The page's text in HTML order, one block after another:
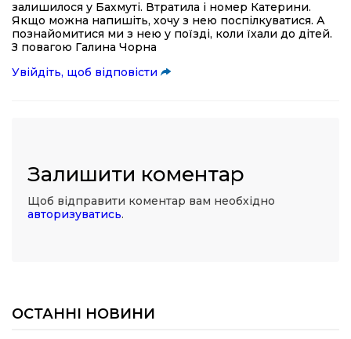
залишилося у Бахмуті. Втратила і номер Катерини.
Якщо можна напишіть, хочу з нею поспілкуватися. А
познайомитися ми з нею у поїзді, коли їхали до дітей.
З повагою Галина Чорна
Увійдіть, щоб відповісти
Залишити коментар
Щоб відправити коментар вам необхідно
авторизуватись.
ОСТАННІ НОВИНИ